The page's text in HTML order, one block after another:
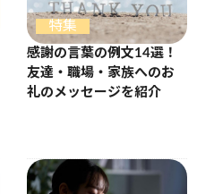
特集
感謝の言葉の例文14選！
友達・職場・家族へのお
礼のメッセージを紹介